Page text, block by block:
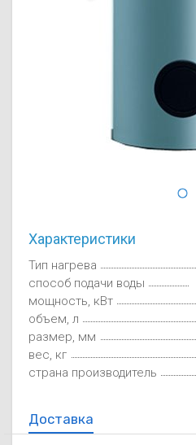
Характеристики
Тип нагрева
способ подачи воды
мощность, кВт
объем, л
размер, мм
вес, кг
страна производитель
Доставка